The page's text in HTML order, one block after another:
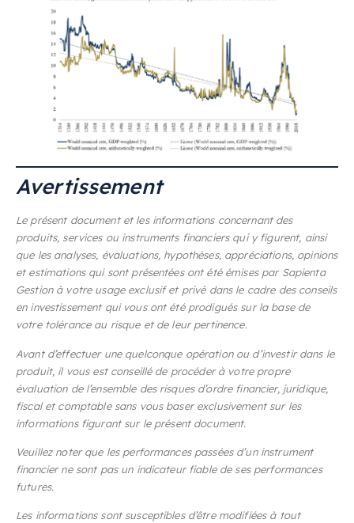
Avertissement
Le présent document et les informations concernant des
produits, services ou instruments financiers qui y figurent, ainsi
que les analyses, évaluations, hypothèses, appréciations, opinions
et estimations qui sont présentées ont été émises par Sapienta
Gestion à votre usage exclusif et privé dans le cadre des conseils
en investissement qui vous ont été prodigués sur la base de
votre tolérance au risque et de leur pertinence.
Avant d’effectuer une quelconque opération ou d’investir dans le
produit, il vous est conseillé de procéder à votre propre
évaluation de l’ensemble des risques d’ordre financier, juridique,
fiscal et comptable sans vous baser exclusivement sur les
informations figurant sur le présent document.
Veuillez noter que les performances passées d’un instrument
financier ne sont pas un indicateur fiable de ses performances
futures.
Les informations sont susceptibles d’être modifiées à tout